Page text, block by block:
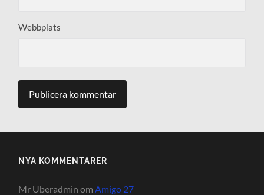
Webbplats
NYA KOMMENTARER
Mr Uberadmin omAmigo 27